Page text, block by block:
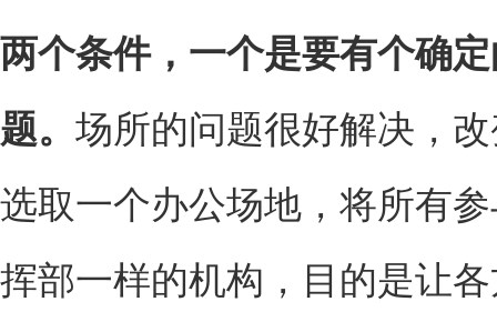
两个条件，一个是要有个确
题。 场所的问题很好解决，
选取一个办公场地，将所有
挥部一样的机构，目的是让